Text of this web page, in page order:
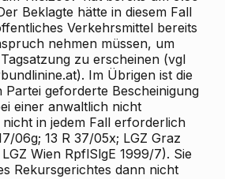
Beklagte hätte in diesem Fall
Verkehrsmittel bereits
nehmen müssen, um
zu erscheinen (vgl
Im Übrigen ist die
Partei geforderte Bescheinigung
einer anwaltlich nicht
in jedem Fall erforderlich
06g; 13 R 37/05x; LGZ Graz
Wien RpflSlgE 1999/7). Sie
Rekursgerichtes dann nicht